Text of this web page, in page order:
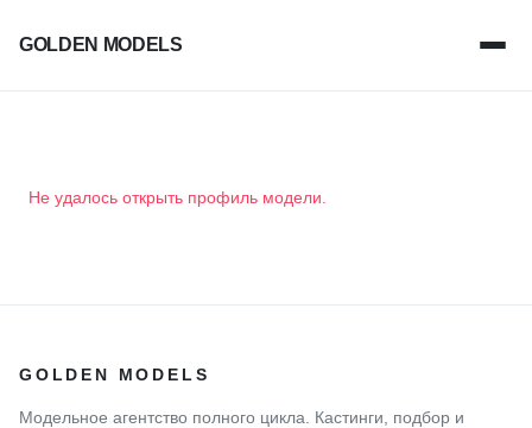
GOLDEN MODELS
Не удалось открыть профиль модели.
GOLDEN MODELS
Модельное агентство полного цикла. Кастинги, подбор и